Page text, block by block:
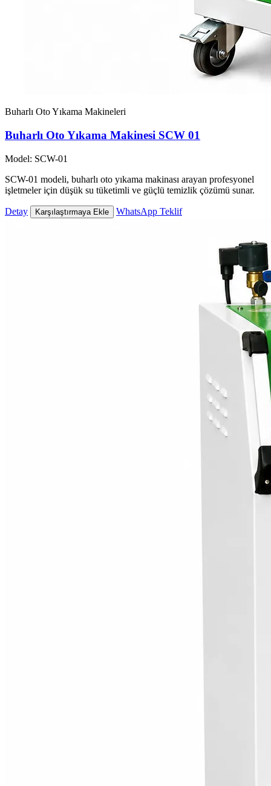
Buharlı Oto Yıkama Makineleri
Buharlı Oto Yıkama Makinesi SCW 01
Model: SCW-01
SCW-01 modeli, buharlı oto yıkama makinası arayan profesyonel
işletmeler için düşük su tüketimli ve güçlü temizlik çözümü sunar.
Detay Karşılaştırmaya Ekle WhatsApp Teklif